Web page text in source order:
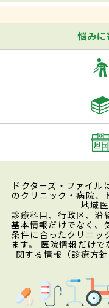
悩み
ドクターズ・ファイ
のクリニック・病院、
地域
診療科目、行政区、沿
基本情報だけでなく、
条件に合ったクリニッ
ます。 医院情報だけ
関する情報（診療方